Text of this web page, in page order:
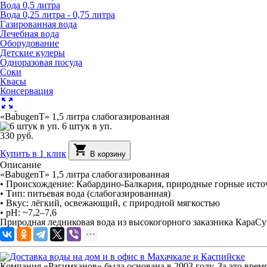
Вода 0,5 литра
Вода 0,25 литра - 0,75 литра
Газированная вода
Лечебная вода
Оборудование
Детские кулеры
Одноразовая посуда
Соки
Квасы
Консервация
zoom_out_map
«BabugenT» 1,5 литра слабогазированная
6 штук в уп.
330 руб.
Купить в 1 клик
shopping_cart В корзину
Описание
«BabugenT» 1,5 литра слабогазированная
• Происхождение: Кабардино-Балкария, природные горные
• Тип: питьевая вода (слабогазированная)
• Вкус: лёгкий, освежающий, с природной мягкостью
• pH: ~7,2–7,6
Природная ледниковая вода из высокогорного заказника КараСу